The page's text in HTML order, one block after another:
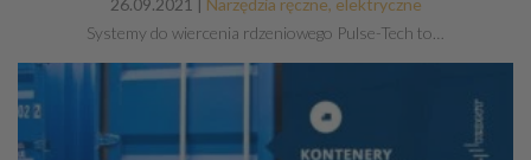
26.09.2021 | Narzędzia ręczne, elektryczne
Systemy do wiercenia rdzeniowego Pulse-Tech to…